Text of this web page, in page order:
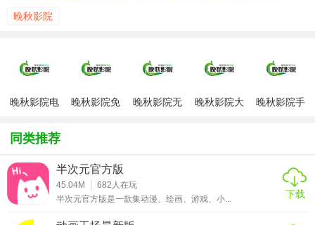
【晚秋影院电视剧免费资源简介】
初次使用的用户也能轻松上手。它支持多种设备访问，包括
中，只要有网络连接，就可以打开晚秋影院，开启精彩的追
够第一时间观看最新的剧集。
【晚秋影院电视剧免费资源特色】
晚秋影院
晚秋影院电
晚秋影院免
晚秋影院无
晚秋影院大
晚秋影院手
同类推荐
半次元官方版
45.04M 682 人在玩
半次元官方版是一款集动漫、绘画、游戏、小...
下载